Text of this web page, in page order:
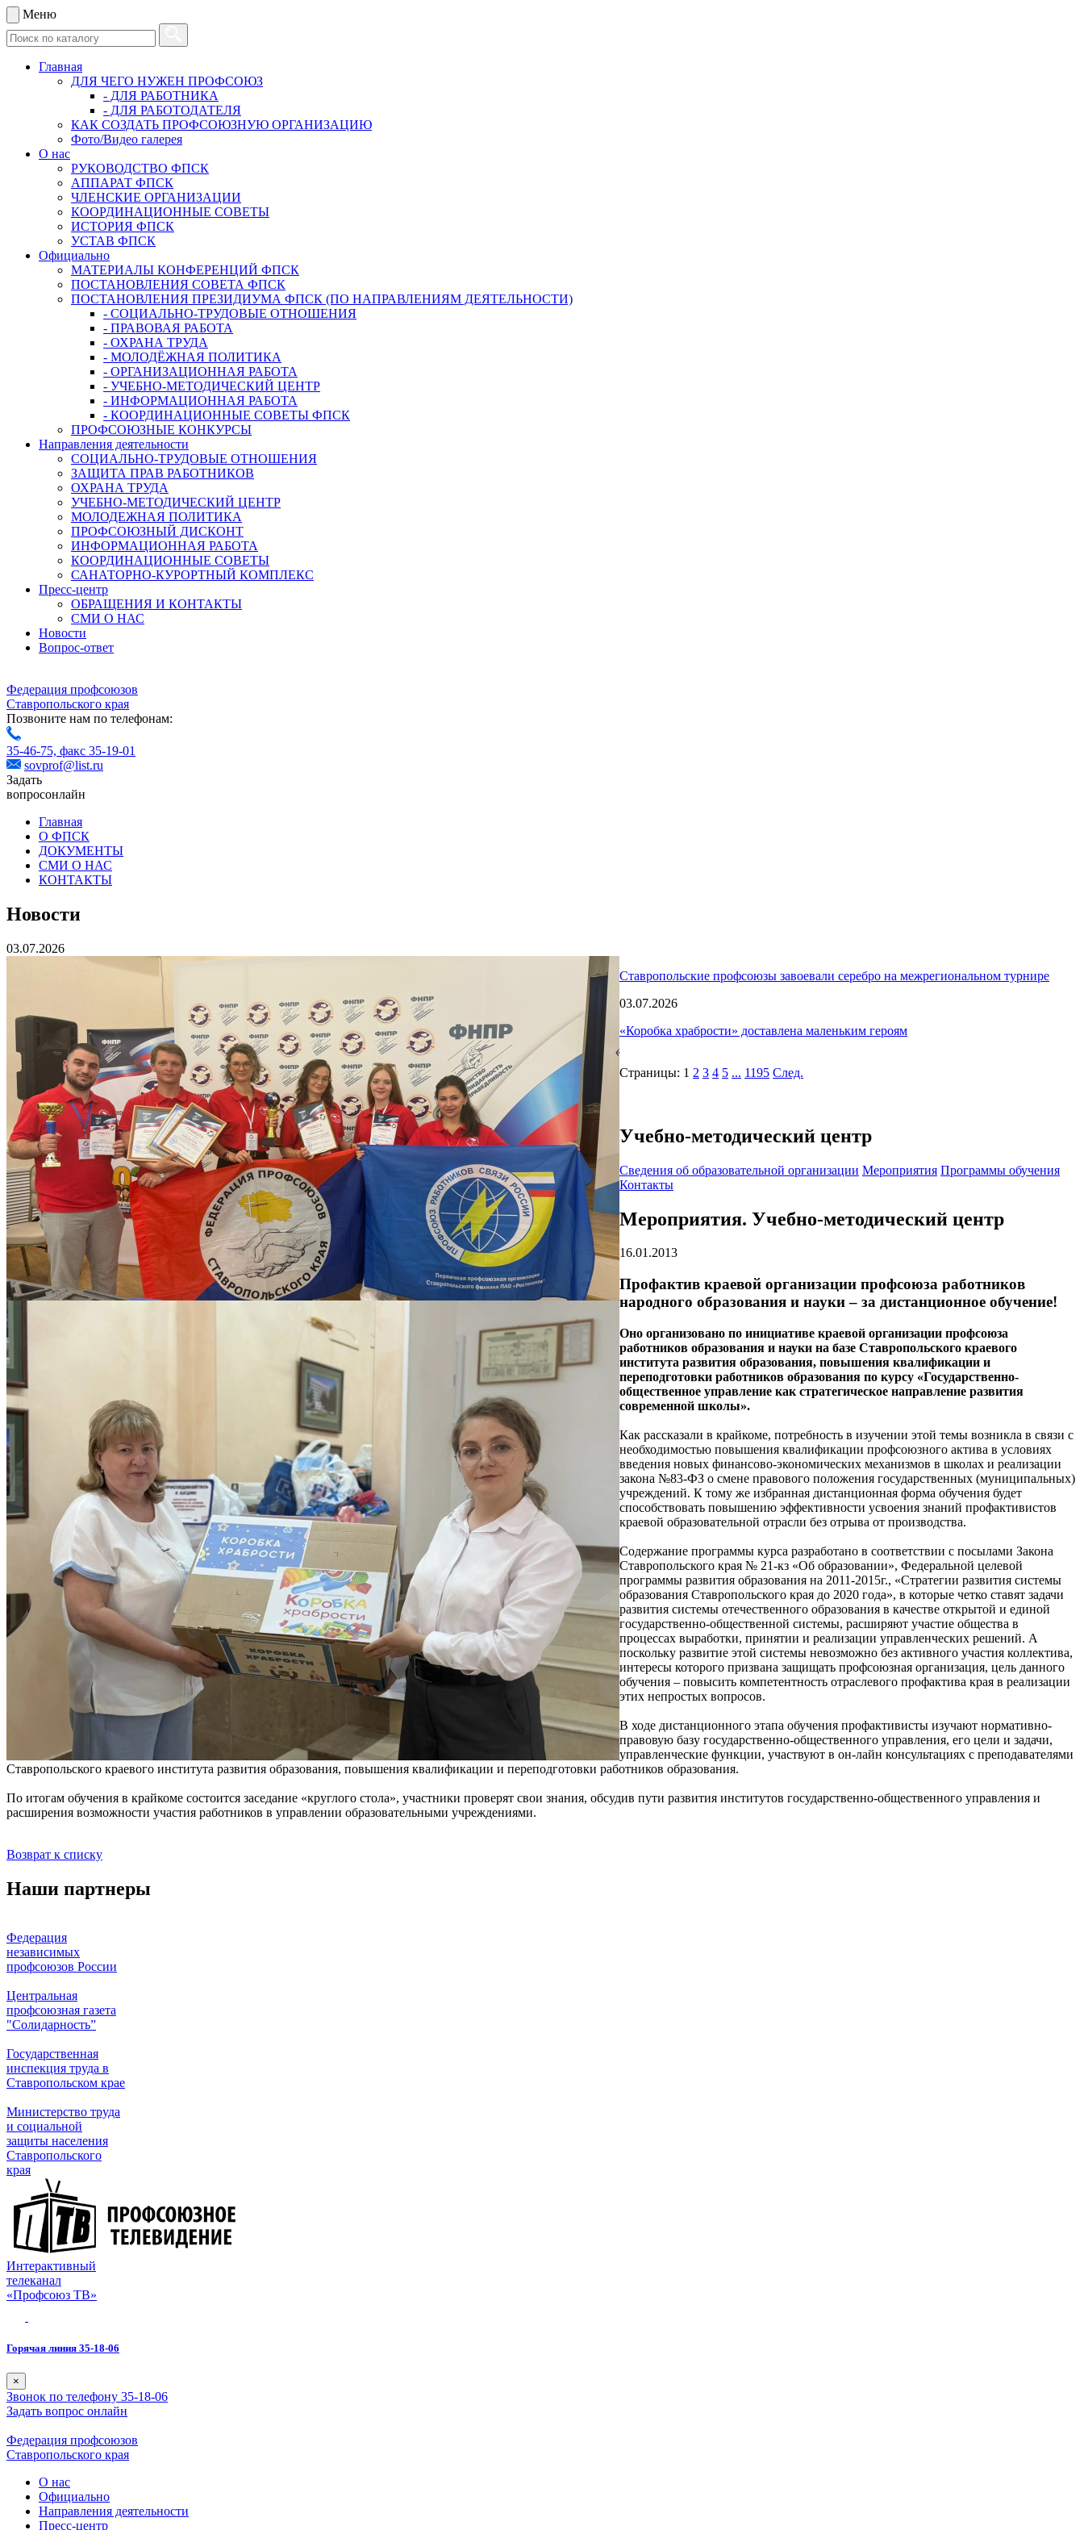
Меню
Главная
ДЛЯ ЧЕГО НУЖЕН ПРОФСОЮЗ
- ДЛЯ РАБОТНИКА
- ДЛЯ РАБОТОДАТЕЛЯ
КАК СОЗДАТЬ ПРОФСОЮЗНУЮ ОРГАНИЗАЦИЮ
Фото/Видео галерея
О нас
РУКОВОДСТВО ФПСК
АППАРАТ ФПСК
ЧЛЕНСКИЕ ОРГАНИЗАЦИИ
КООРДИНАЦИОННЫЕ СОВЕТЫ
ИСТОРИЯ ФПСК
УСТАВ ФПСК
Официально
МАТЕРИАЛЫ КОНФЕРЕНЦИЙ ФПСК
ПОСТАНОВЛЕНИЯ СОВЕТА ФПСК
ПОСТАНОВЛЕНИЯ ПРЕЗИДИУМА ФПСК (ПО НАПРАВЛЕНИЯМ ДЕЯТЕЛЬНОСТИ)
- СОЦИАЛЬНО-ТРУДОВЫЕ ОТНОШЕНИЯ
- ПРАВОВАЯ РАБОТА
- ОХРАНА ТРУДА
- МОЛОДЁЖНАЯ ПОЛИТИКА
- ОРГАНИЗАЦИОННАЯ РАБОТА
- УЧЕБНО-МЕТОДИЧЕСКИЙ ЦЕНТР
- ИНФОРМАЦИОННАЯ РАБОТА
- КООРДИНАЦИОННЫЕ СОВЕТЫ ФПСК
ПРОФСОЮЗНЫЕ КОНКУРСЫ
Направления деятельности
СОЦИАЛЬНО-ТРУДОВЫЕ ОТНОШЕНИЯ
ЗАЩИТА ПРАВ РАБОТНИКОВ
ОХРАНА ТРУДА
УЧЕБНО-МЕТОДИЧЕСКИЙ ЦЕНТР
МОЛОДЕЖНАЯ ПОЛИТИКА
ПРОФСОЮЗНЫЙ ДИСКОНТ
ИНФОРМАЦИОННАЯ РАБОТА
КООРДИНАЦИОННЫЕ СОВЕТЫ
САНАТОРНО-КУРОРТНЫЙ КОМПЛЕКС
Пресс-центр
ОБРАЩЕНИЯ И КОНТАКТЫ
СМИ О НАС
Новости
Вопрос-ответ
Федерация профсоюзов
Ставропольского края
Позвоните нам по телефонам:
35-46-75, факс 35-19-01
sovprof@list.ru
Задать
вопросонлайн
Главная
О ФПСК
ДОКУМЕНТЫ
СМИ О НАС
КОНТАКТЫ
Новости
03.07.2026
Ставропольские профсоюзы завоевали серебро на межрегиональном турнире
03.07.2026
«Коробка храбрости» доставлена маленьким героям
Страницы: 1 2 3 4 5 ... 1195 След.
Учебно-методический центр
Cведения об образовательной организации Мероприятия Программы обучения
Контакты
Мероприятия. Учебно-методический центр
16.01.2013
Профактив краевой организации профсоюза работников
народного образования и науки – за дистанционное обучение!
Оно организовано по инициативе краевой организации профсоюза
работников образования и науки на базе Ставропольского краевого
института развития образования, повышения квалификации и
переподготовки работников образования по курсу «Государственно-
общественное управление как стратегическое направление развития
современной школы».
Как рассказали в крайкоме, потребность в изучении этой темы возникла в связи с
необходимостью повышения квалификации профсоюзного актива в условиях
введения новых финансово-экономических механизмов в школах и реализации
закона №83-ФЗ о смене правового положения государственных (муниципальных)
учреждений. К тому же избранная дистанционная форма обучения будет
способствовать повышению эффективности усвоения знаний профактивистов
краевой образовательной отрасли без отрыва от производства.
Содержание программы курса разработано в соответствии с посылами Закона
Ставропольского края № 21-кз «Об образовании», Федеральной целевой
программы развития образования на 2011-2015г., «Стратегии развития системы
образования Ставропольского края до 2020 года», в которые четко ставят задачи
развития системы отечественного образования в качестве открытой и единой
государственно-общественной системы, расширяют участие общества в
процессах выработки, принятии и реализации управленческих решений. А
поскольку развитие этой системы невозможно без активного участия коллектива,
интересы которого призвана защищать профсоюзная организация, цель данного
обучения – повысить компетентность отраслевого профактива края в реализации
этих непростых вопросов.
В ходе дистанционного этапа обучения профактивисты изучают нормативно-
правовую базу государственно-общественного управления, его цели и задачи,
управленческие функции, участвуют в он-лайн консультациях с преподавателями
Ставропольского краевого института развития образования, повышения квалификации и переподготовки работников образования.
По итогам обучения в крайкоме состоится заседание «круглого стола», участники проверят свои знания, обсудив пути развития институтов государственно-общественного управления и
расширения возможности участия работников в управлении образовательными учреждениями.
Возврат к списку
Наши партнеры
Федерация
независимых
профсоюзов России
Центральная
профсоюзная газета
"Солидарность”
Государственная
инспекция труда в
Ставропольском крае
Министерство труда
и социальной
защиты населения
Ставропольского
края
Интерактивный
телеканал
«Профсоюз ТВ»
Горячая линия 35-18-06
×
Звонок по телефону 35-18-06
Задать вопрос онлайн
Федерация профсоюзов
Ставропольского края
О нас
Официально
Направления деятельности
Пресс-центр